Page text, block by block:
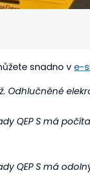
snadno v e-
Odhlučněné
QEP S má
QEP S má